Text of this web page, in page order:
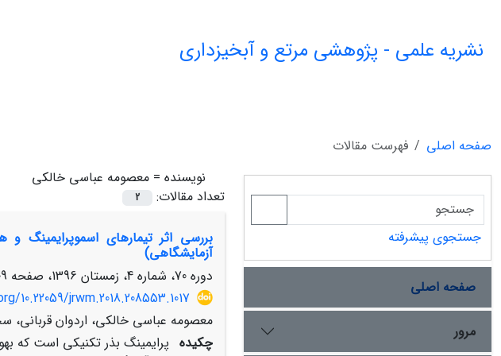
نشریه علمی - پژوهشی مرتع و آبخیزداری
صفحه اصلی
فهرست مقالات
نویسنده = معصومه عباسی خالکی
تعداد مقالات:
2
آزمایشگاهی)
دوره 70، شماره 4، زمستان 1396، صفحه
10.22059/jrwm.2018.208553.1017
معصومه عباسی خالکی، اردوان قربانی،
چکیده پرایمینگ بذر تکنیکی است که
جستجوی پیشرفته
صفحه اصلی
مرور